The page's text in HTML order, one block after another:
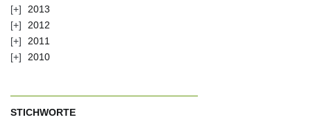
2013
2012
2011
2010
STICHWORTE